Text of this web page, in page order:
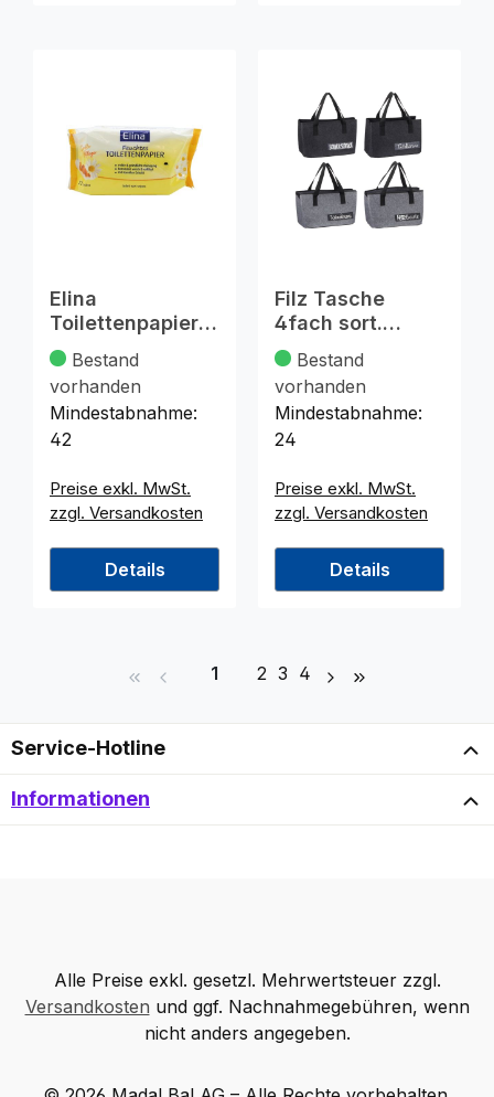
Elina
Toilettenpapier
feucht 72er
Kamille 18x12cm
Bestand
vorhanden
Mindestabnahme:
42
Preise exkl. MwSt.
zzgl. Versandkosten
Details
Filz Tasche
4fach sort.
40x26,5cm
Bestand
vorhanden
Mindestabnahme:
24
Preise exkl. MwSt.
zzgl. Versandkosten
Details
Seite
1 Seite
2 Seite
3 Seite
4
Service-Hotline
Informationen
Alle Preise exkl. gesetzl. Mehrwertsteuer zzgl.
Versandkosten und ggf. Nachnahmegebühren, wenn
nicht anders angegeben.